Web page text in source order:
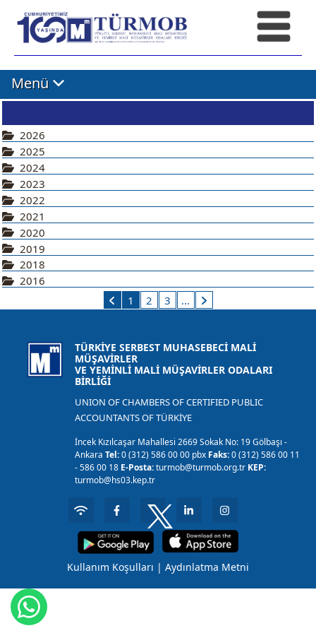
Menü
2026
2025
2024
2023
2022
2021
2020
2019
2018
2016
1
2 3 ...
TÜRKİYE SERBEST MUHASEBECİ MALİ
MÜŞAVİRLER
VE YEMİNLİ MALİ MÜŞAVİRLER ODALARI
BİRLİĞİ
UNION OF CHAMBERS OF CERTIFIED PUBLIC
ACCOUNTANTS OF TÜRKİYE
İncek Kızılcaşar Mahallesi 2669 Sokak No: 19 Gölbaşı -
AnkaraTel:0 (312) 586 00 00 pbx Faks:0 (312) 586 00 11
- 586 00 18 E-Posta:turmob@turmob.org.tr KEP:
turmob@hs03.kep.tr
Kullanım Koşulları | Aydınlatma Metni